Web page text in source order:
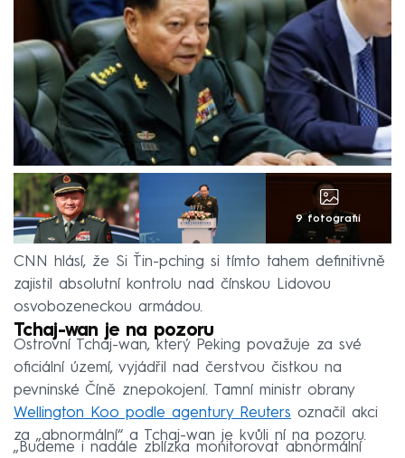
9 fotografií
CNN hlásí, že Si Ťin-pching si tímto tahem definitivně
zajistil absolutní kontrolu nad čínskou Lidovou
osvobozeneckou armádou.
Tchaj-wan je na pozoru
Ostrovní Tchaj-wan, který Peking považuje za své
oficiální území, vyjádřil nad čerstvou čistkou na
pevninské Číně znepokojení. Tamní ministr obrany
Wellington Koo podle agentury Reuters označil akci
za „abnormální“ a Tchaj-wan je kvůli ní na pozoru.
„Budeme i nadále zblízka monitorovat abnormální